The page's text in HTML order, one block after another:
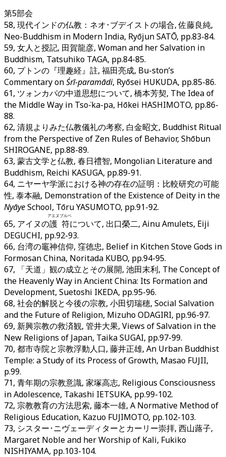
第5部会
58, 現代インドの仏教：ネオ･ブデイストの場合, 佐藤良純,
Neo-Buddhism in Modern India, Ryōjun SATŌ, pp.83-84.
59, 女人と授記, 田賀龍彦, Woman and her Salvation in
Buddhism, Tatsuhiko TAGA, pp.84-85.
60, プトンの『理趣経』註, 福田亮成, Bu-ston’s
Commentary onŚrī-paramādi, Ryōsei HUKUDA, pp.85-86.
61, ツォンカパの中道思想について, 橋本芳契, The Idea of
the Middle Way in Tsoṅ-ka-pa, Hōkei HASHIMOTO, pp.86-
88.
62, 清規よりみた仏教儀礼の考察, 白金昭文, Buddhist Ritual
from the Perspective of Zen Rules of Behavior, Shōbun
SHIROGANE, pp.88-89.
63, 蒙古文学と仏教, 春日禮智, Mongolian Literature and
Buddhism, Reichi KASUGA, pp.89-91.
64, ニヤーヤ学派における神の存在の証明：比較研究の可能
性, 泰本融, Demonstration of the Existence of Deity in the
NyāyeSchool, Tōru YASUMOTO, pp.91-92.
65, アイヌの護符
アエヌプルペ
について, 出口榮二, Ainu Amulets, Eiji
DEGUCHI, pp.92-93.
66, 台湾の竈神信仰, 窪徳忠, Belief in Kitchen Stove Gods in
Formosan China, Noritada KUBO, pp.94-95.
67, 「天道」観の成立とその展開, 池田末利, The Concept of
the Heavenly Way in Ancient China: Its Formation and
Development, Suetoshi IKEDA, pp.95-96.
68, 社会的解脱と今後の宗教, 小田切瑞穂, Social Salvation
and the Future of Religion, Mizuho ODAGIRI, pp.96-97.
69, 新興宗教の救済観, 管井大果, Views of Salvation in the
New Religions of Japan, Taika SUGAI, pp.97-99.
70, 都市寺院と宗教浮動人口, 藤井正雄, An Urban Buddhist
Temple: a Study of its Process of Growth, Masao FUJII,
p.99.
71, 青年期の宗教意識, 家塚高志, Religious Consciousness
in Adolescence, Takashi IETSUKA, pp.99-102.
72, 宗教教育の方法思索, 藤本一雄, A Normative Method of
Religious Education, Kazuo FUJIMOTO, pp.102-103.
73, シスター･ニヴェーディターとカーリー崇拝, 西山蕗子,
Margaret Noble and her Worship of Kali, Fukiko
NISHIYAMA, pp.103-104.